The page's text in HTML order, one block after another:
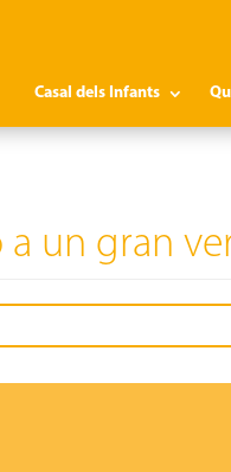
Casal dels Infants
un gran